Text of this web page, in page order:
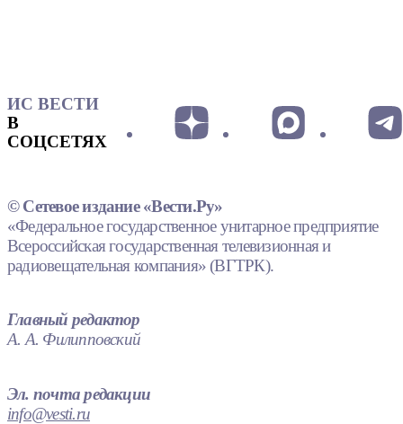
ИС ВЕСТИ
В
СОЦСЕТЯХ
© Сетевое издание «Вести.Ру»
«Федеральное государственное унитарное предприятие
Всероссийская государственная телевизионная и
радиовещательная компания» (ВГТРК).
Главный редактор
А. А. Филипповский
Эл. почта редакции
info@vesti.ru